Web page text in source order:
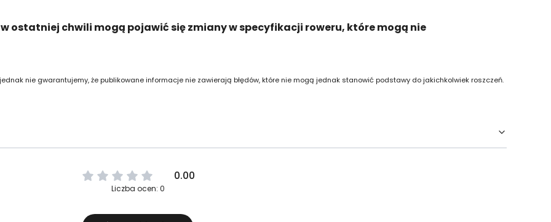
ostatniej chwili mogą pojawić się zmiany w specyfikacji roweru, które mogą nie
nie gwarantujemy, że publikowane informacje nie zawierają błędów, które nie mogą jednak stanowić podstawy do jakichkolwiek roszczeń.
0.00
Liczba ocen: 0